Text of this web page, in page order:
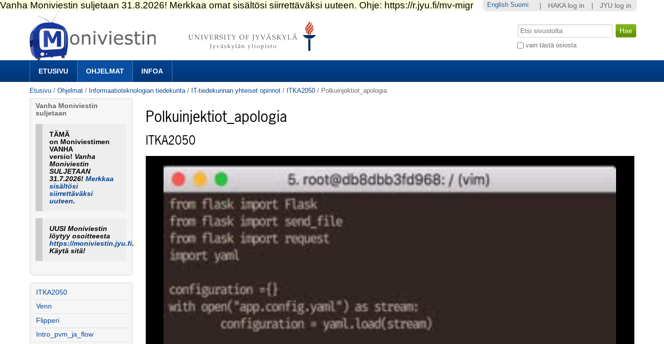
Siirry
sisältöön.
|
Siirry
navigointiin
ETUSIVU OHJELMAT INFOA
Hae
vain tästä osiosta
Laajennettu
Etusivu /Ohjelmat / Informaatioteknologian tiedekunta / IT-tiedekunnan yhteiset opinnot / ITKA2050 / Polkuinjektiot_apologia
Polkuinjektiot_apologia
ITKA2050
Vanha Moniviestin
suljetaan
TÄMÄ
on Moniviestimen
VANHA
versio! Vanha
Moniviestin
SULJETAAN
31.7.2026! Merkkaa
sisältösi
siirrettäväksi
uuteen.
UUSI Moniviestin
löytyy osoitteesta
https://moniviestin.jyu.fi.
Käytä sitä!
ITKA2050
Venn
Flipperi
Intro_pvm_ja_flow
HAKA log in JYU log in
English Suomi